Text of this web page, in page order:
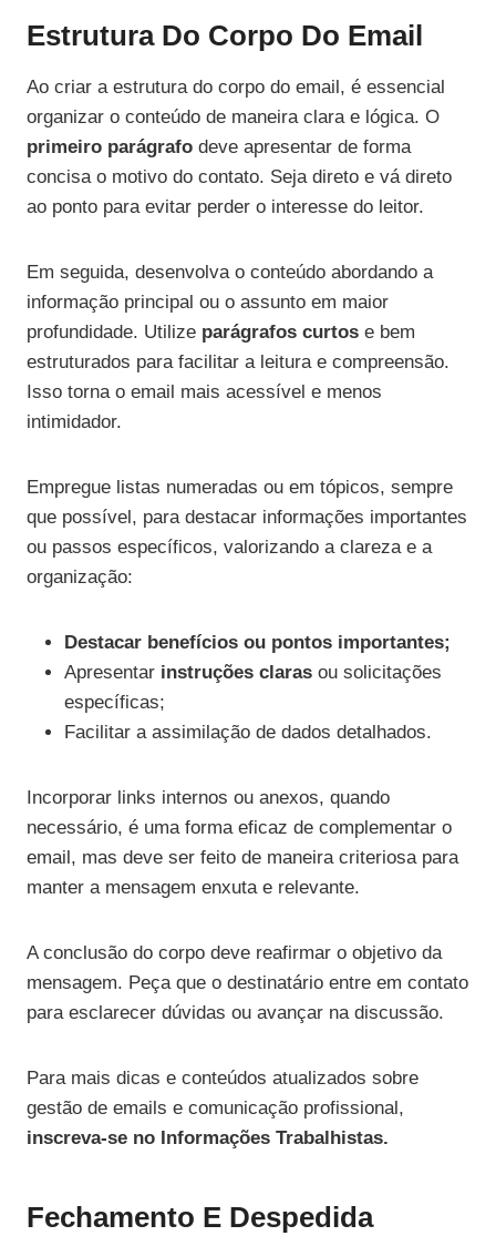
Estrutura Do Corpo Do Email
Ao criar a estrutura do corpo do email, é essencial
organizar o conteúdo de maneira clara e lógica. O
primeiro parágrafo deve apresentar de forma
concisa o motivo do contato. Seja direto e vá direto
ao ponto para evitar perder o interesse do leitor.
Em seguida, desenvolva o conteúdo abordando a
informação principal ou o assunto em maior
profundidade. Utilize parágrafos curtos e bem
estruturados para facilitar a leitura e compreensão.
Isso torna o email mais acessível e menos
intimidador.
Empregue listas numeradas ou em tópicos, sempre
que possível, para destacar informações importantes
ou passos específicos, valorizando a clareza e a
organização:
Destacar benefícios ou pontos importantes;
Apresentar instruções claras ou solicitações
específicas;
Facilitar a assimilação de dados detalhados.
Incorporar links internos ou anexos, quando
necessário, é uma forma eficaz de complementar o
email, mas deve ser feito de maneira criteriosa para
manter a mensagem enxuta e relevante.
A conclusão do corpo deve reafirmar o objetivo da
mensagem. Peça que o destinatário entre em contato
para esclarecer dúvidas ou avançar na discussão.
Para mais dicas e conteúdos atualizados sobre
gestão de emails e comunicação profissional,
inscreva-se no Informações Trabalhistas.
Fechamento E Despedida